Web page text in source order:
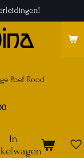
Poef Rood
In